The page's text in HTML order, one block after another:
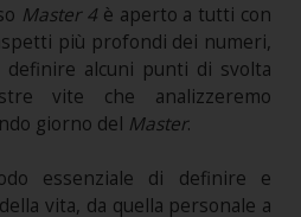
Master 4è aperto a tutti con
più profondi dei numeri,
definire alcuni punti di svolta
vite che analizzeremo
giorno del Master.
essenziale di definire e
vita, da quella personale a